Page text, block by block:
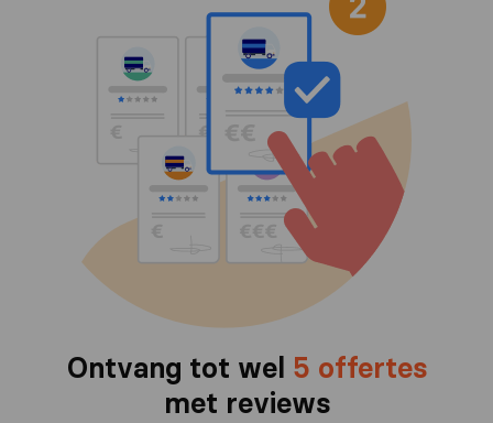
Ontvang tot wel 5 offertes
met reviews